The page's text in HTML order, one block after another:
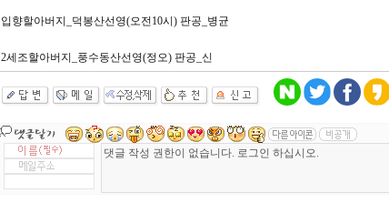
입향할아버지_덕봉산선영(오전10시) 판공_병균
2세조할아버지_풍수동산선영(정오) 판공_신